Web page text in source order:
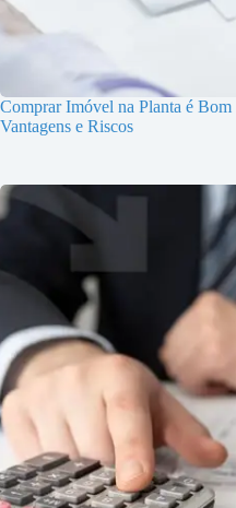
Comprar Imóvel na Planta é Bom
Vantagens e Riscos